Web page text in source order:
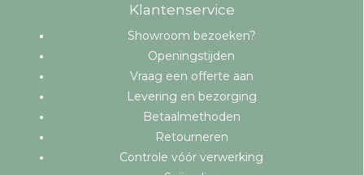
Klantenservice
Showroom bezoeken?
Openingstijden
Vraag een offerte aan
Levering en bezorging
Betaalmethoden
Retourneren
Controle vóór verwerking